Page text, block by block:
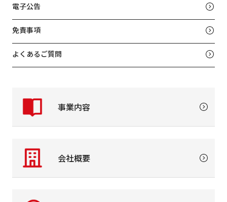
電子公告
免責事項
よくあるご質問
事業内容
会社概要